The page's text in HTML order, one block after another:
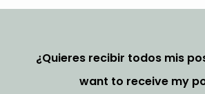
¿Quieres recibir todos mis
want to receive my